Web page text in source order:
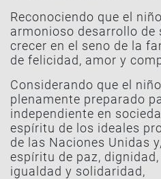
Reconociendo que el
armonioso desarrollo de
crecer en el seno de la
de felicidad, amor y
Considerando que el
plenamente preparado
independiente en
espíritu de los ideales
de las Naciones Unidas
espíritu de paz,
igualdad y solidaridad,